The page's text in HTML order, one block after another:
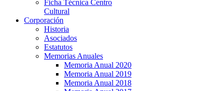
Ficha Técnica Centro
Cultural
Corporación
Historia
Asociados
Estatutos
Memorias Anuales
Memoria Anual 2020
Memoria Anual 2019
Memoria Anual 2018